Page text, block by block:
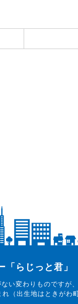
らじっと君」
い変わりものですが
（出生地はときがわ町